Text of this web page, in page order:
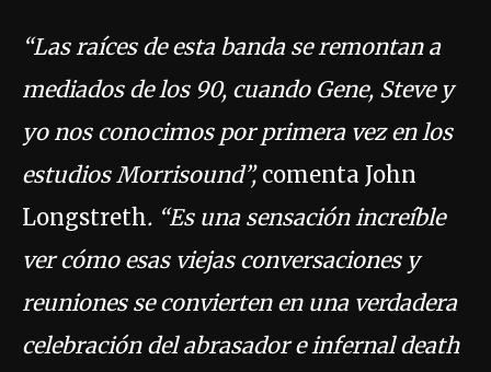
“Las raíces de esta banda se remontan a
mediados de los 90, cuando Gene, Steve y
yo nos conocimos por primera vez en los
estudios Morrisound”,comenta John
Longstreth. “Es una sensación increíble
ver cómo esas viejas conversaciones y
reuniones se convierten en una verdadera
celebración del abrasador e infernal death